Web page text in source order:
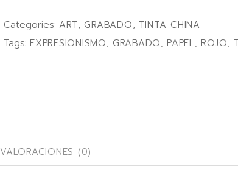
Categories: ART, GRABADO, TINTA CHINA
Tags: EXPRESIONISMO, GRABADO, PAPEL, ROJO,
VALORACIONES (0)